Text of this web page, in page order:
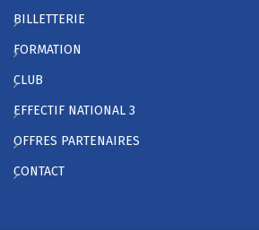
BILLETTERIE
FORMATION
CLUB
EFFECTIF NATIONAL 3
OFFRES PARTENAIRES
CONTACT